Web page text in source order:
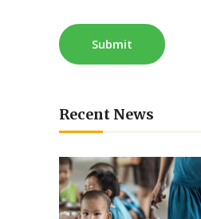
Recent News